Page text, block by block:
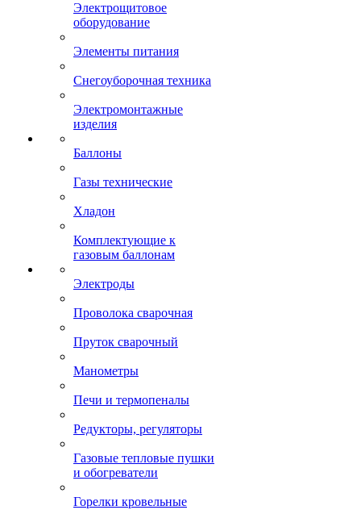
Электрощитовое
оборудование
Элементы питания
Снегоуборочная техника
Электромонтажные
изделия
Баллоны
Газы технические
Хладон
Комплектующие к
газовым баллонам
Электроды
Проволока сварочная
Пруток сварочный
Манометры
Печи и термопеналы
Редукторы, регуляторы
Газовые тепловые пушки
и обогреватели
Горелки кровельные